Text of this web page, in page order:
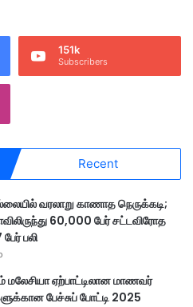
151k
Subscribers
Recent
வரலாறு காணாத நெருக்கடி;
60,000 பேர் சட்டவிரோத
பலி
ஏற்பாட்டிலான மாணவர்
பேச்சுப் போட்டி 2025